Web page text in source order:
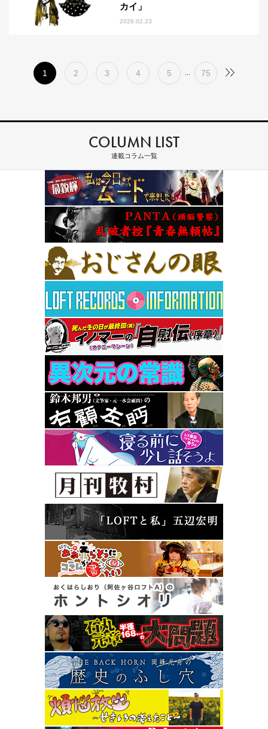
カイ」
2026.02.23
1 2 3 4 5 75
COLUMN LIST
連載コラム一覧